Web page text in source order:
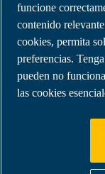
Área
de
E-
2.0
Portal
funcione
contenido
cookies, permita
preferencias.
pueden no
las cookies